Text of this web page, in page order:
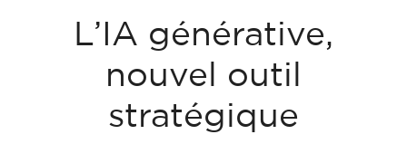
L’IA générative,
nouvel outil
stratégique